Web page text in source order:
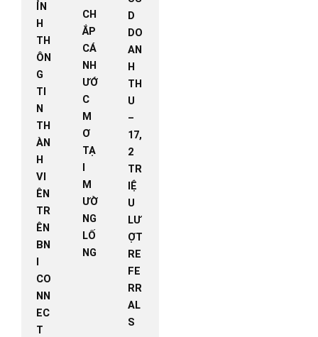
ỈN
H
TH
ÔN
G
TI
N
TH
ÀN
H
VI
ÊN
TR
ÊN
BN
I
CO
NN
EC
T
CH
ẮP
CÁ
NH
ƯỚ
C
M
Ơ
TẠ
I
M
ƯỜ
NG
LỐ
NG
D
DO
AN
H
TH
U
–
17,
2
TR
IỆ
U
LƯ
ỢT
RE
FE
RR
AL
S